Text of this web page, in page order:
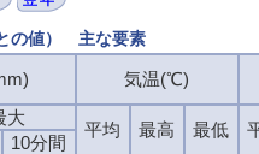
の値） 主な要素
気温(℃)
大
平均 最高 最低
10分間
気温(℃)
大
平均 最高 最低
10分間
気温(℃)
大
平均 最高 最低
10分間
気温(℃)
大
平均 最高 最低
10分間